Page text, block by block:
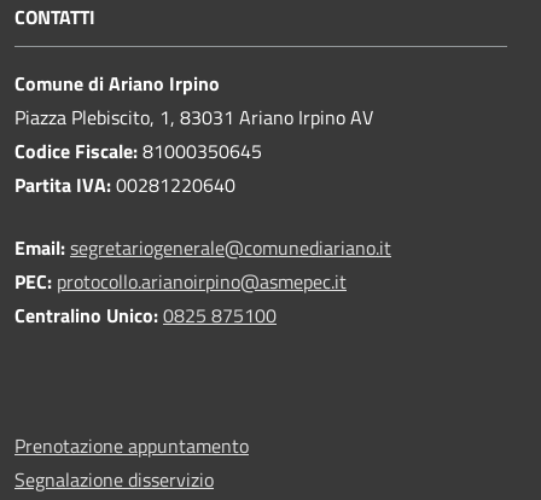
CONTATTI
Comune di Ariano Irpino
Piazza Plebiscito, 1, 83031 Ariano Irpino AV
Codice Fiscale:81000350645
Partita IVA:00281220640
Email:segretariogenerale@comunediariano.it
PEC: protocollo.arianoirpino@asmepec.it
Centralino Unico:0825 875100
Prenotazione appuntamento
Segnalazione disservizio